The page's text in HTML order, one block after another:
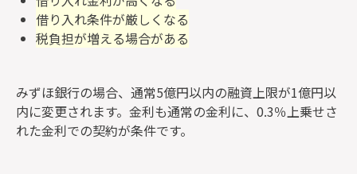
借り入れ条件が厳しくなる
税負担が増える場合がある
みずほ銀行の場合、通常5億円以内の融資上限が1億円以
内に変更されます。金利も通常の金利に、0.3％上乗せさ
れた金利での契約が条件です。